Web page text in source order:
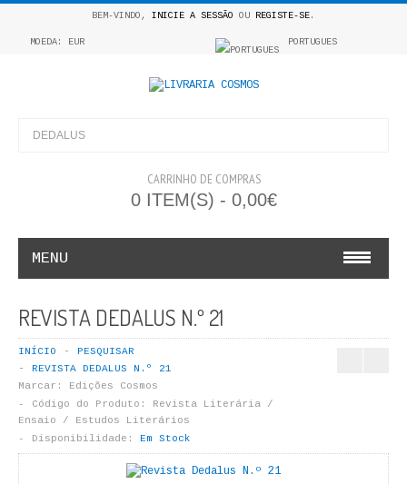
BEM-VINDO, INICIE A SESSÃO OU REGISTE-SE.
MOEDA: EUR PORTUGUES
CARRINHO DE COMPRAS
0 ITEM(S) - 0,00€
MENU
COSMOS INFANTIL
COLEÇÃO APRENDE A COLORIR
LIVROS DE PINTAR
INFANTO - JUVENIL
REVISTA DEDALUS N.º 21
INÍCIO
PESQUISAR
REVISTA DEDALUS N.º 21
Marcar:
Edições Cosmos
Código do Produto:
Revista Literária /
Ensaio / Estudos Literários
Disponibilidade:
Em Stock